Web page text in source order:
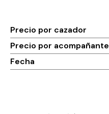
Precio por cazador
Precio por acompañante
Fecha